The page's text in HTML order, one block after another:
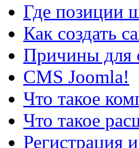
Где позиции
Как создать
Причины для
CMS Joomla!
Что такое
Что такое
Регистрация